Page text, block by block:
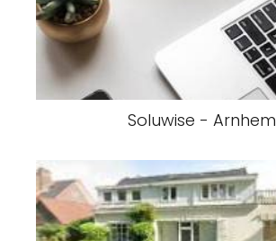
Soluwise - Arnhem